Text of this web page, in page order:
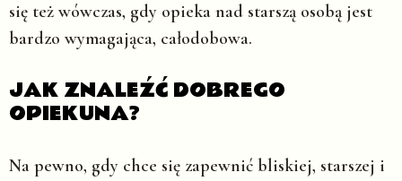
się też wówczas, gdy opieka nad starszą osobą jest
bardzo wymagająca, całodobowa.
JAK ZNALEŹĆ DOBREGO
OPIEKUNA?
Na pewno, gdy chce się zapewnić bliskiej, starszej i